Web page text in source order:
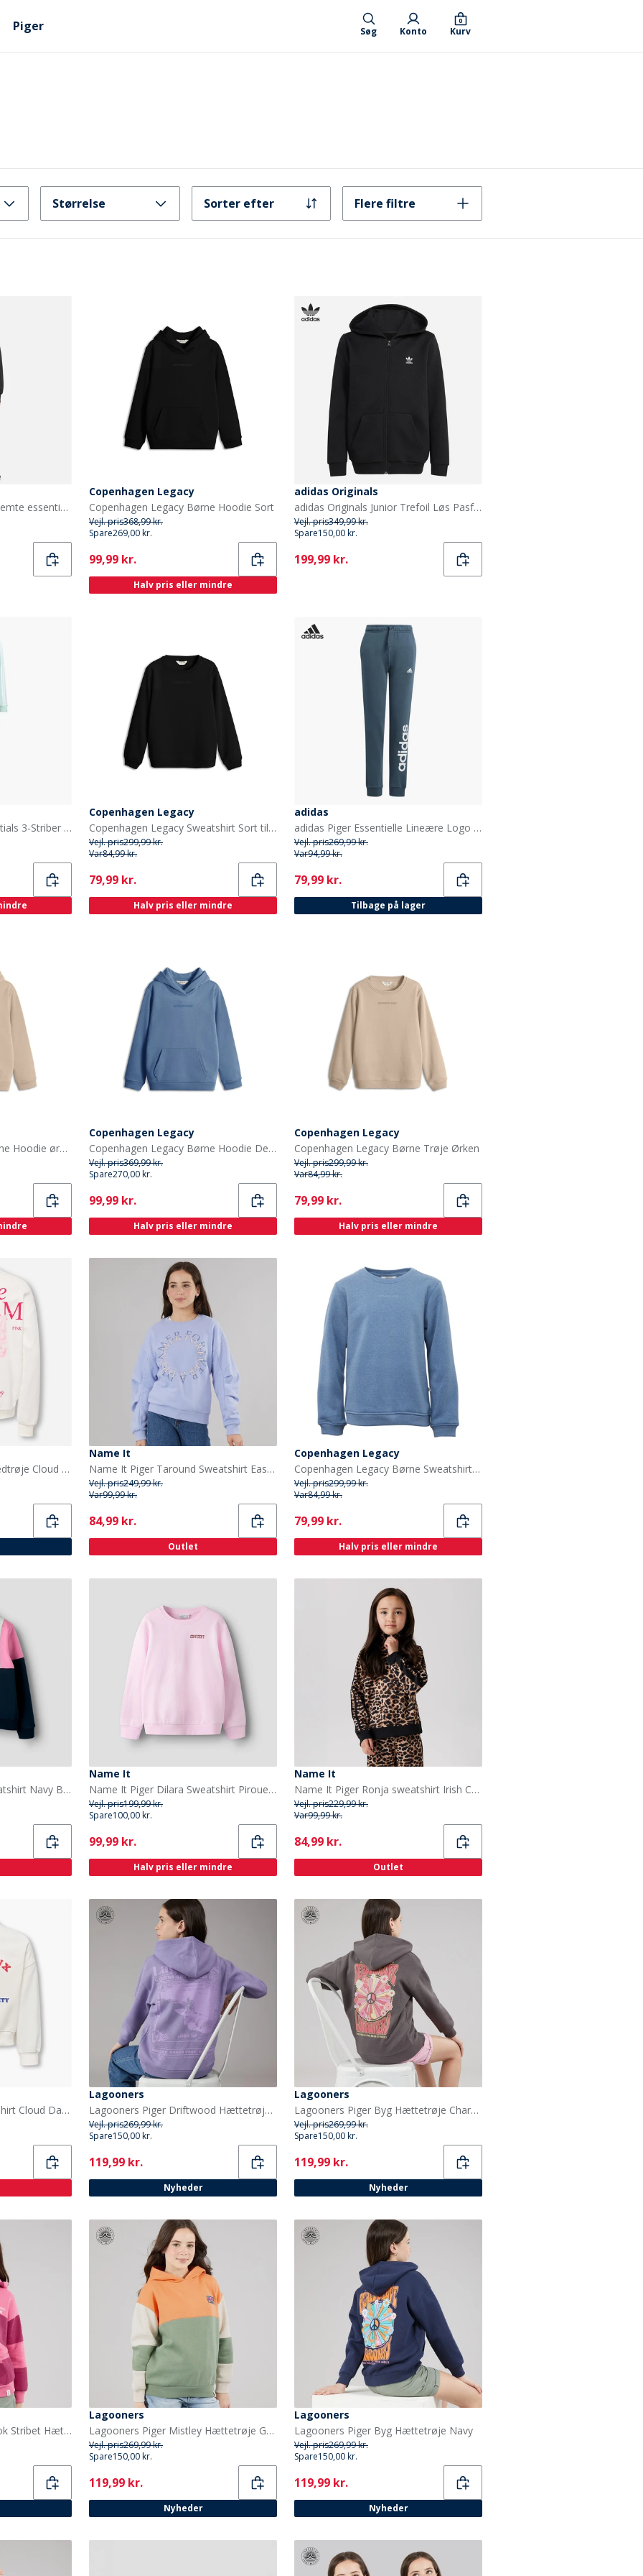
Piger Søg Konto Kurv
0
Størrelse Sorter efter Flere filtre
adidas Børne sæsonbestemte essentials camouflage træningsdragt Sort/Carbon
Copenhagen Legacy
Copenhagen Legacy Børne Hoodie Sort
Vejl. pris368,99 kr.
Spare269,00 kr.
Current
99,99 kr.
Halv pris eller mindre
adidas Originals
adidas Originals Junior Trefoil Løs Pasform Fuld Zip Hættetrøje Sort
Vejl. pris349,99 kr.
Spare150,00 kr.
Current
199,99 kr.
adidas Junior Piger Essentials 3-Striber Træningsdragt Semi Flash Aqua/Hvid
Copenhagen Legacy
Copenhagen Legacy Sweatshirt Sort til drenge
Vejl. pris299,99 kr.
Var84,99 kr.
Current
79,99 kr.
Halv pris eller mindre
adidas
adidas Piger Essentielle Lineære Logo Bomuldsbukser Arctic Night/Hvid
Vejl. pris269,99 kr.
Var94,99 kr.
Current
79,99 kr.
Tilbage på lager
Copenhagen Legacy Børne Hoodie ørken
Copenhagen Legacy
Copenhagen Legacy Børne Hoodie Denim Melange
Vejl. pris369,99 kr.
Spare270,00 kr.
Current
99,99 kr.
Halv pris eller mindre
Copenhagen Legacy
Copenhagen Legacy Børne Trøje Ørken
Vejl. pris299,99 kr.
Var84,99 kr.
Current
79,99 kr.
Halv pris eller mindre
Only Piger Philea Life Svedtrøje Cloud Dancer
Name It
Name It Piger Taround Sweatshirt Easter Egg
Vejl. pris249,99 kr.
Var99,99 kr.
Current
84,99 kr.
Outlet
Copenhagen Legacy
Copenhagen Legacy Børne Sweatshirt Denim Melange
Vejl. pris299,99 kr.
Var84,99 kr.
Current
79,99 kr.
Halv pris eller mindre
Name It Piger Nilea Sweatshirt Navy Blazer
Name It
Name It Piger Dilara Sweatshirt Pirouette
Vejl. pris199,99 kr.
Spare100,00 kr.
Current
99,99 kr.
Halv pris eller mindre
Name It
Name It Piger Ronja sweatshirt Irish Cream
Vejl. pris229,99 kr.
Var99,99 kr.
Current
84,99 kr.
Outlet
Only Piger Betina Sweatshirt Cloud Dancer
Lagooners
Lagooners Piger Driftwood Hættetrøje Violet
Vejl. pris269,99 kr.
Spare150,00 kr.
Current
119,99 kr.
Nyheder
Lagooners
Lagooners Piger Byg Hættetrøje Charcoal
Vejl. pris269,99 kr.
Spare150,00 kr.
Current
119,99 kr.
Nyheder
Lagooners Piger Elmbrook Stribet Hættetrøje Bright Pink
Lagooners
Lagooners Piger Mistley Hættetrøje Green Bay
Vejl. pris269,99 kr.
Spare150,00 kr.
Current
119,99 kr.
Nyheder
Lagooners
Lagooners Piger Byg Hættetrøje Navy
Vejl. pris269,99 kr.
Spare150,00 kr.
Current
119,99 kr.
Nyheder